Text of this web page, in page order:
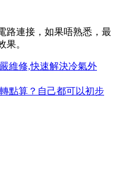
路連接，如果唔熟悉，最
果。
維修,快速解決冷氣外
點算？自己都可以初步